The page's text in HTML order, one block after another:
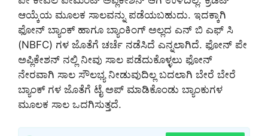
ಆಯ್ಕೆಯ ಮೂಲಕ ಸಾಲವನ್ನು ಪಡೆಯಬಹುದು. ಇದಕ್ಕಾಗಿ
ಫೋನ್ ಬ್ಯಾಂಕ್ ಹಾಗೂ ಬ್ಯಾಂಕಿಂಗ್ ಅಲ್ಲದ ಎನ್ ಬಿ ಎಫ್ ಸಿ
(NBFC) ಗಳ ಜೊತೆಗೆ ಚರ್ಚೆ ನಡೆಸಿದೆ ಎನ್ನಲಾಗಿದೆ. ಫೋನ್ ಪೇ
ಅಪ್ಲಿಕೇಶನ್ ನಲ್ಲಿ ನೀವು ಸಾಲ ಪಡೆದುಕೊಳ್ಳಲು ಫೋನ್
ನೇರವಾಗಿ ಸಾಲ ಸೌಲಭ್ಯ ನೀಡುವುದಿಲ್ಲ ಬದಲಾಗಿ ಬೇರೆ ಬೇರೆ
ಬ್ಯಾಂಕ್ ಗಳ ಜೊತೆಗೆ ಟೈ ಅಪ್ ಮಾಡಿಕೊಂಡು ಬ್ಯಾಂಕುಗಳ
ಮೂಲಕ ಸಾಲ ಒದಗಿಸುತ್ತದೆ.